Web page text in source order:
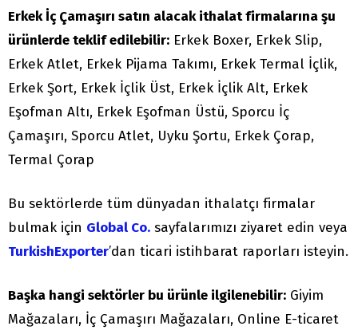
Erkek İç Çamaşırı satın alacak ithalat firmalarına şu
ürünlerde teklif edilebilir: Erkek Boxer, Erkek Slip,
Erkek Atlet, Erkek Pijama Takımı, Erkek Termal İçlik,
Erkek Şort, Erkek İçlik Üst, Erkek İçlik Alt, Erkek
Eşofman Altı, Erkek Eşofman Üstü, Sporcu İç
Çamaşırı, Sporcu Atlet, Uyku Şortu, Erkek Çorap,
Termal Çorap
Bu sektörlerde tüm dünyadan ithalatçı firmalar
bulmak için Global Co. sayfalarımızı ziyaret edin veya
TurkishExporter’dan ticari istihbarat raporları isteyin.
Başka hangi sektörler bu ürünle ilgilenebilir: Giyim
Mağazaları, İç Çamaşırı Mağazaları, Online E-ticaret